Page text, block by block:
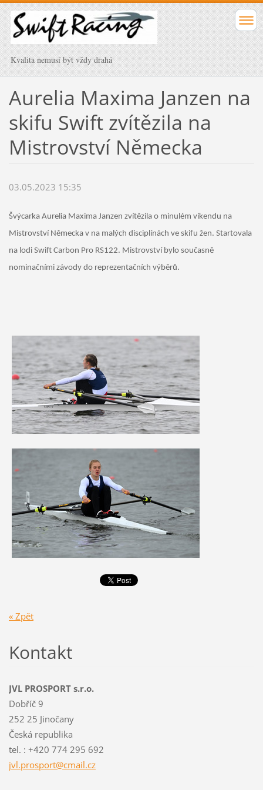
Kvalita nemusí být vždy drahá
Aurelia Maxima Janzen na
skifu Swift zvítězila na
Mistrovství Německa
03.05.2023 15:35
Švýcarka Aurelia Maxima Janzen zvítězila o minulém víkendu na
Mistrovství Německa v na malých disciplínách ve skifu žen. Startovala
na lodi Swift Carbon Pro RS122. Mistrovství bylo současně
nominačními závody do reprezentačních výběrů.
« Zpět
Kontakt
JVL PROSPORT s.r.o.
Dobříč 9
252 25 Jinočany
Česká republika
tel. : +420 774 295 692
jvl.prosport@cmail.cz